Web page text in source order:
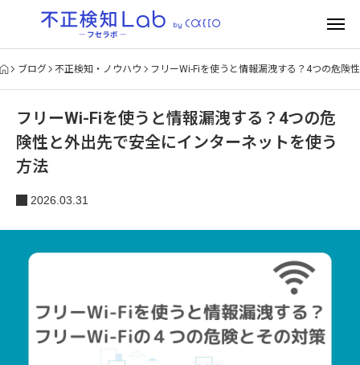
ブログ 不正検知・ノウハウ フリーWi-Fiを使うと情報漏洩する？4つの危険
フリーWi-Fiを使うと情報漏洩する？4つの危
険性と外出先で安全にインターネットを使う
方法
2026.03.31